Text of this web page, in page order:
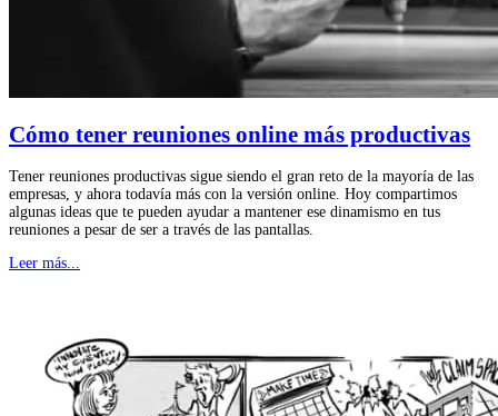
Cómo tener reuniones online más productivas
Tener reuniones productivas sigue siendo el gran reto de la mayoría de las
empresas, y ahora todavía más con la versión online. Hoy compartimos
algunas ideas que te pueden ayudar a mantener ese dinamismo en tus
reuniones a pesar de ser a través de las pantallas.
Leer más...